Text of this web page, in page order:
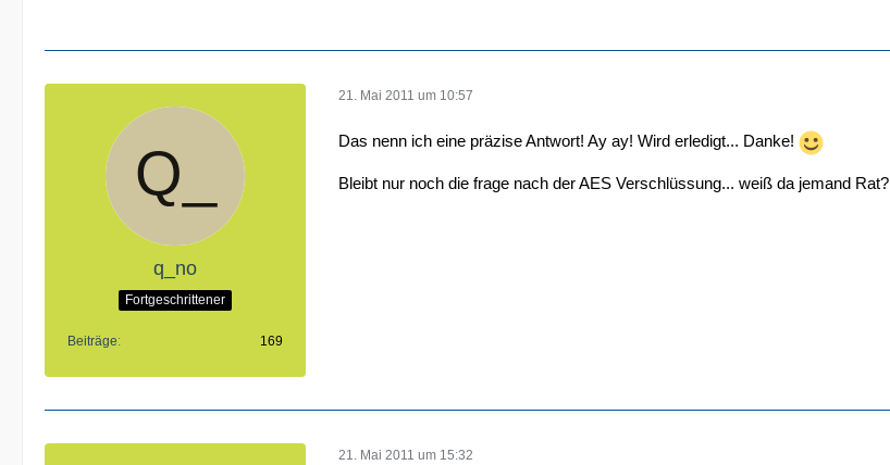
q_no
Fortgeschrittener
Beiträge 169
21. Mai 2011 um 10:57
Das nenn ich eine präzise Antwort! Ay ay! Wird erledigt... Danke!
Bleibt nur noch die frage nach der AES Verschlüssung... weiß da jemand Rat?
21. Mai 2011 um 15:32